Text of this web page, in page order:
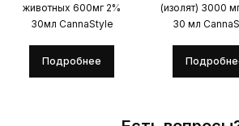
животных 600мг 2%
30мл CannaStyle
Подробнее
(изолят) 3000
30 мл